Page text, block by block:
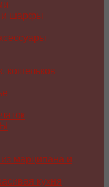
и шарфы
кошельков
из марципана и
кухня